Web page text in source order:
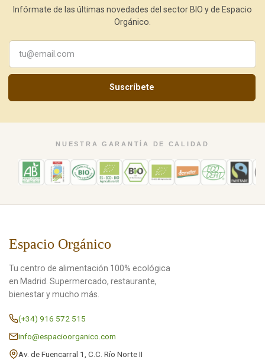
Infórmate de las últimas novedades del sector BIO y de Espacio
Orgánico.
Suscríbete
NUESTRA GARANTÍA DE CALIDAD
Espacio Orgánico
Tu centro de alimentación 100% ecológica
en Madrid. Supermercado, restaurante,
bienestar y mucho más.
(+34) 916 572 515
info@espacioorganico.com
Av. de Fuencarral 1, C.C. Río Norte II